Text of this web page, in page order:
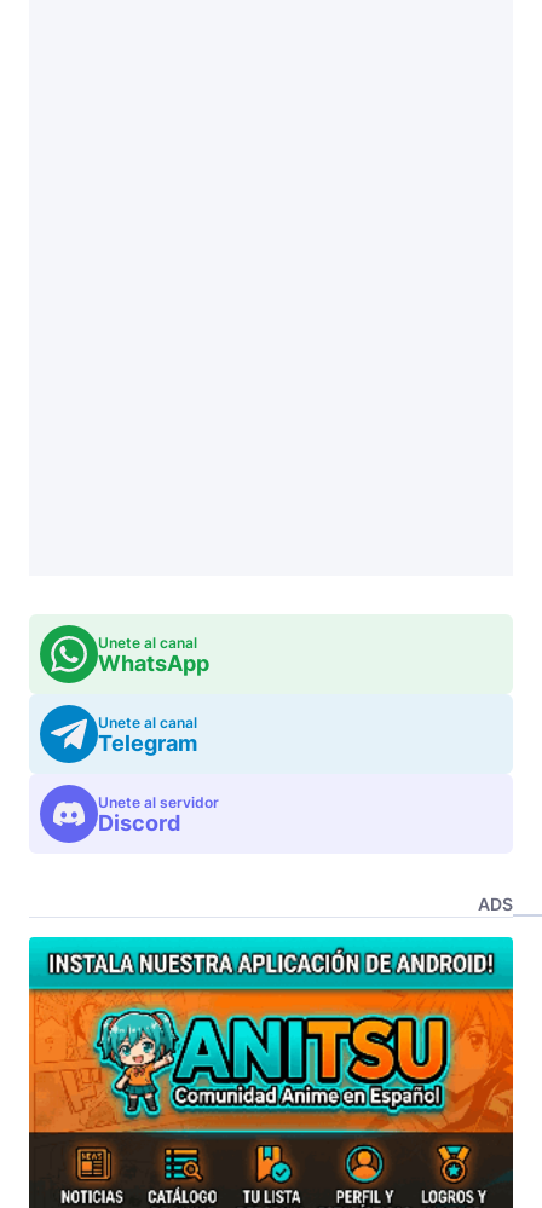
Unete al canal
WhatsApp
Unete al canal
Telegram
Unete al servidor
Discord
ADS